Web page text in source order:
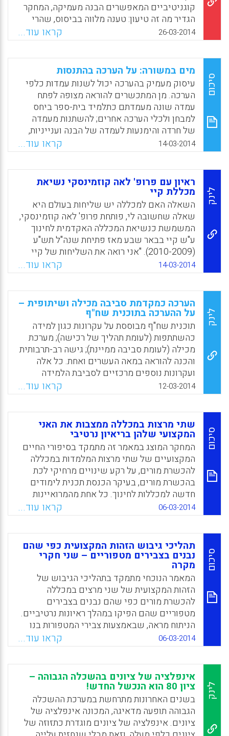
בשפה האנגלית ויאפשר להם גישה קלה יותר
למקורות, יכולת להשתתף במיזמים בין-לאומיים
ולשתף פעולה עם עמיתים ברשת ( עפרה
ענבר-לוריא, סמדר דוניצה-שמידט).
WhatsApp
Facebook
Email
X
קוגניטיביים המאפשרים הבנה מעמיקה, המחקר
הגדיר מה זה טיעון: טענה מלווה בביסוס, שהרי
הנתונים מאפשרים לנסח טענה ואחר מכן צריך
הצדקה. המחקר הציג את הקשיים של
הסטודנטים במכללות להכשרת מורים בתהליך
של בניית טיעון מדעי בתחום כדור הארץ ודן גם
בכלים שמאפשרים התמודדות עם קשיים אלה.
הוצג גם כן העידיות, תצפיות, ומדידות שבעצם
נותנות הסבר, מסקנה ותיאוריה ושתיהן ביחד
מהוות סביבתיות הצדקה.
WhatsApp
Facebook
Email
X
26-03-2014 קראו עוד...
סיכום
מים במשורה: על הערכה בהתנסות
עיסוק מעמיק בהערכה יכול לשנות עמדות כלפי
הערכה. מן המתכשרים להוראה מצופה לפתח
עמדה שונה מעמדתם כתלמיד בית-ספר ביחס
למבחן ולכלי הערכה אחרים; להשתנות מעמדה
של חרדה והימנעות לעמדה של הבנה וענייניות,
שרואה את ההערכה ככלי התורם לתהליכי הוראה
ולמידה. בהערכה הפדגוגית, במסגרת הפרקטיקה
בהוראה, יכולה להתנהל מערכת הערכה מגוונת
מאוד, בה יש מקום רב להערכה עצמית, לשיתוף
בהערכה, לדיאלוג על ההערכה ולהכרות עם
תהליכים וכלי הערכה בכיתה. מחברת המאמר
מתארת להלן את ההיקף והעומק של היכרות
והתנסות עם הערכה המתאפשרים בהתנסות, ואת
התנאים בהם ניתן לשנות את העמדות והידע של
הסטודנטים לגבי הערכה ( אסתר כהן (סייג)
WhatsApp
Facebook
Email
X
14-03-2014 קראו עוד...
לינק
ראיון עם פרופ' לאה קוזמינסקי נשיאת
מכללת קיי
השאלה האם למכללה יש שליחות בעולם היא
שאלה שחשובה לי, פותחת פרופ' לאה קוזמינסקי,
המשמשת כנשיאת המכללה האקדמית לחינוך
ע"ש קיי בבאר שבע מאז פתיחת שנה"ל תש"ע
(2010-2009). "אני רואה את השליחות של קיי
לפיתוח החינוך בנגב." את המאפיינים הייחודיים
של מכללת קיי מדגימה פרופ' קוזמינסקי
באמצעות חמישה תחומים, או עוגנים כלשונה,
המלווים את עשיית המכללה. העוגן הראשון הוא
הסטודנט, כפי שהיא מפרטת: "הסטודנט כאדם,
על זהותו האישית והתרבותית, נצמא במרכז
תהליכי הלמידה. אנחנו לא 'מיישרים' את
הסטודנטים שלנו כך שיתאימו לתוכניות לימודים.
ההיפך, אנו מעמידים את הסטודנטים, את זהותם
ואת סגנונות הלמידה שלהם במרכז." ( ערגה הלר ).
WhatsApp
Facebook
Email
X
14-03-2014 קראו עוד...
לינק
הערכה כמקדמת סביבה מכילה ושיתופית –
על ההערכה בתוכנית שח"ף
תוכנית שח"ף מבוססת על עקרונות כגון למידה
כהשתתפות (לעומת תהליך של רכישה); מערכת
מכילה (לעומת סביבה ממיינת); גישה רב-תרבותית
והכנה להוראה במאה העשרים ואחת. כל אלה
ועקרונות נוספים מרכזיים לסביבת הלמידה
בתוכנית. הם מהווים ממדים המבנים גם את אופני
ההערכה, אשר יוצרים את המרקם של תהליך
הלמידה הייחודי של תוכנית ההכשרה בשח"ף (
סמדר תובל, יהודית ברק, רות מנסור).
WhatsApp
Facebook
Email
X
12-03-2014 קראו עוד...
סיכום
שתי מרצות במכללה ממצבות את האני
המקצועי שלהן בריאיון נרטיבי
המחקר המוצג במאמר זה מתמקד בסיפורי החיים
המקצועיים של שתי מרצות המלמדות במכללה
להכשרת מורים, על רקע שינויים מרחיקי לכת
בהכשרת מורים, בעיקר הכנסת תכנית לימודים
חדשה למכללות לחינוך. כל אחת מהמרואיינות
מייצגת את הקבוצה המקצועית שהיא משתייכת
אליה. האחת – את קבוצת המרצים במכללה, בעלי
ותק של עשר שנים לפחות, שאינם בעלי תפקיד;
השנייה – את קבוצת בעלי התפקידים שהם חברי
סגל קבועים, חדשים יחסית במכללה (חנה עזר,
עירית קופפרברג).
WhatsApp
Facebook
Email
X
06-03-2014 קראו עוד...
סיכום
תהליכי גיבוש הזהות המקצועית כפי שהם
נבנים בצבירים מטפוריים – שני חקרי
מקרה
המאמר הנוכחי מתמקד בתהליכי הגיבוש של
הזהות המקצועית של שני מרצים במכללה
להכשרת מורים כפי שהם נבנים בצבירים
מטפוריים שהם הפיקו במהלך ראיונות נרטיביים.
הניתוח מראה, שבאמצעות צבירי המטפורות בנו
שני המרואיינים את המשמעות של השינויים
שחוו מבחינת התגבשות הזהות המקצועית שלהם
בעקבות תהליכי מעבר (עירית קופפרברג, עידית
טבק).
WhatsApp
Facebook
Email
X
06-03-2014 קראו עוד...
לינק
אינפלציה של ציונים בהשכלה הגבוהה –
ציון 80 הוא הנכשל החדש!
בשנים האחרונות מתרחשת במערכת ההשכלה
הגבוהה תופעה מדאיגה, המכונה אינפלציה של
ציונים. אינפלציה של ציונים מוגדרת כתזוזה של